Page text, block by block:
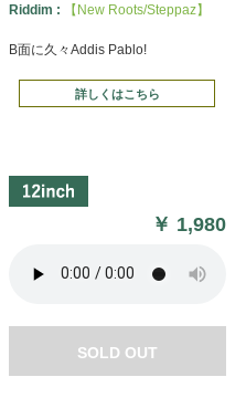
Riddim :
【New Roots/Steppaz】
B面に久々Addis Pablo!
詳しくはこちら
￥ 1,980
SOLD OUT